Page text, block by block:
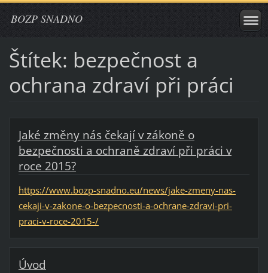
BOZP SNADNO
Štítek: bezpečnost a
ochrana zdraví při práci
Jaké změny nás čekají v zákoně o
bezpečnosti a ochraně zdraví při práci v
roce 2015?
https://www.bozp-snadno.eu/news/jake-zmeny-nas-
cekaji-v-zakone-o-bezpecnosti-a-ochrane-zdravi-pri-
praci-v-roce-2015-/
Úvod